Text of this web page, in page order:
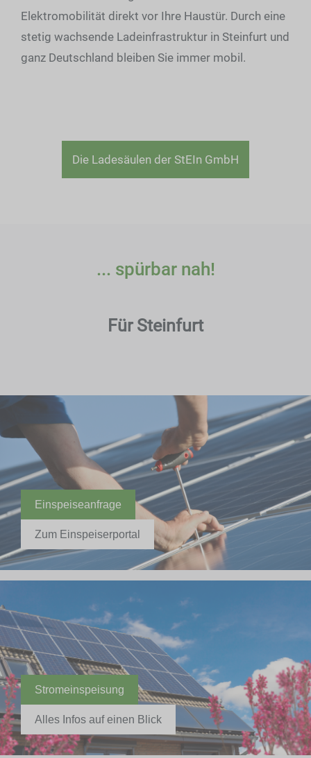
Elektromobilität direkt vor Ihre Haustür. Durch eine
stetig wachsende Ladeinfrastruktur in Steinfurt und
ganz Deutschland bleiben Sie immer mobil.
Die Ladesäulen der StEIn GmbH
... spürbar nah!
Für Steinfurt
Einspeiseanfrage
Zum Einspeiserportal
Stromeinspeisung
Alles Infos auf einen Blick